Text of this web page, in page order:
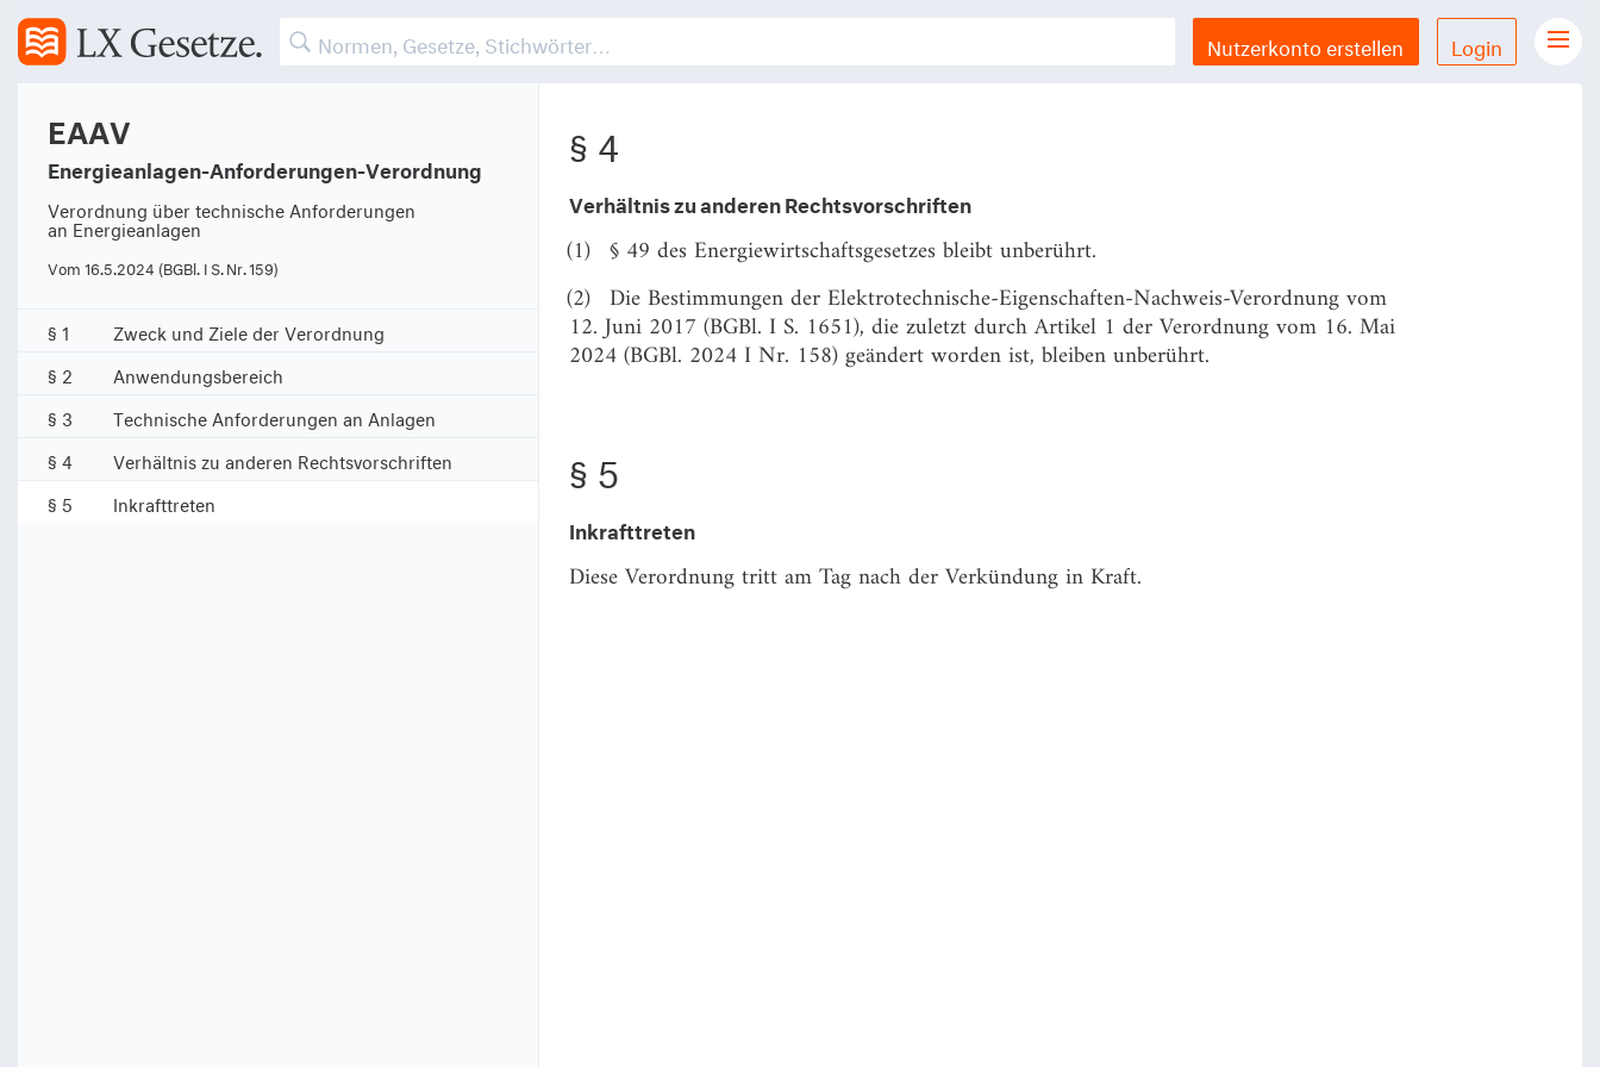
Nutzerkonto erstellen Login
Gesetze Übersicht
Datenschutzerklärung
EAAV
Energieanlagen-Anforderungen-Verordnung
Verordnung über technische Anforderungen
an Energieanlagen
Vom 16.5.2024 (BGBl. I S. Nr. 159)
§ 1
Zweck und Ziele der Verordnung
§ 2
Anwendungsbereich
§ 3
Technische Anforderungen an Anlagen
§ 4
Verhältnis zu anderen Rechtsvorschriften
§ 5
Inkrafttreten
§ 4
Verhältnis zu anderen Rechtsvorschriften
(1) § 49 des Energiewirtschaftsgesetzes bleibt unberührt.
(2) Die Bestimmungen der Elektrotechnische-Eigenschaften-Nachweis-Verordnung vom
12. Juni 2017 (BGBl. I S. 1651), die zuletzt durch Artikel 1 der Verordnung vom 16. Mai
2024 (BGBl. 2024 I Nr. 158) geändert worden ist, bleiben unberührt.
§ 5
Inkrafttreten
Diese Verordnung tritt am Tag nach der Verkündung in Kraft.